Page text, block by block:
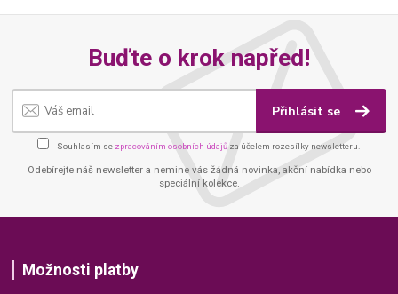
Buďte o krok napřed!
Přihlásit se
Souhlasím se zpracováním osobních údajů za účelem rozesílky newsletteru.
Odebírejte náš newsletter a nemine vás žádná novinka, akční nabídka nebo
speciální kolekce.
Možnosti platby